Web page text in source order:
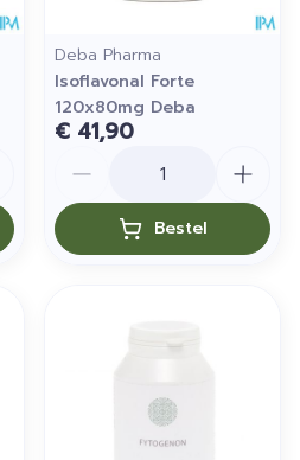
Deba Pharma
Isoflavonal Forte
120x80mg Deba
€ 41,90
Bestel